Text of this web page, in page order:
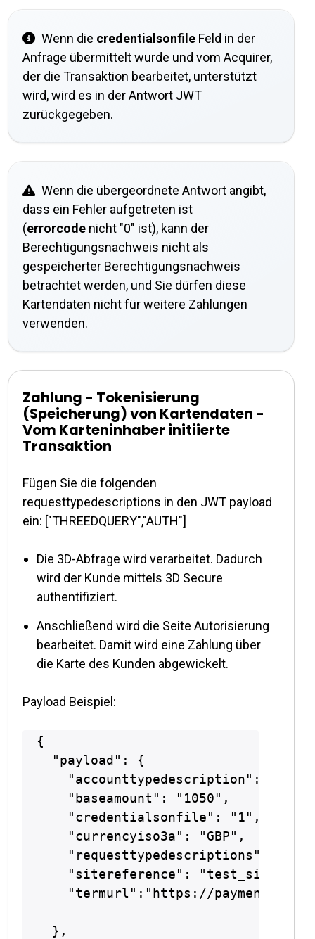
Wenn die credentialsonfile Feld in der
Anfrage übermittelt wurde und vom Acquirer,
der die Transaktion bearbeitet, unterstützt
wird, wird es in der Antwort JWT
zurückgegeben.
Wenn die übergeordnete Antwort angibt,
dass ein Fehler aufgetreten ist
(errorcode nicht "0" ist), kann der
Berechtigungsnachweis nicht als
gespeicherter Berechtigungsnachweis
betrachtet werden, und Sie dürfen diese
Kartendaten nicht für weitere Zahlungen
verwenden.
Zahlung - Tokenisierung
(Speicherung) von Kartendaten -
Vom Karteninhaber initiierte
Transaktion
Fügen Sie die folgenden
requesttypedescriptions in den JWT payload
ein: ["THREEDQUERY","AUTH"]
Die 3D-Abfrage wird verarbeitet. Dadurch
wird der Kunde mittels 3D Secure
authentifiziert.
Anschließend wird die Seite Autorisierung
bearbeitet. Damit wird eine Zahlung über
die Karte des Kunden abgewickelt.
Payload Beispiel:
{
  "payload": {
"accounttypedescription":
    "baseamount": "1050",
    "credentialsonfile": "1",
    "currencyiso3a": "GBP",
"sitereference":
"termurl":"https://
  },